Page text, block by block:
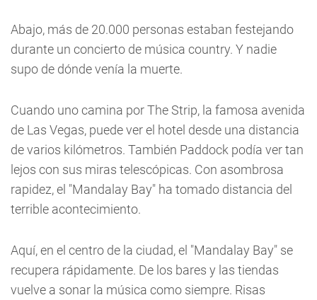
Abajo, más de 20.000 personas estaban festejando
durante un concierto de música country. Y nadie
supo de dónde venía la muerte.
Cuando uno camina por The Strip, la famosa avenida
de Las Vegas, puede ver el hotel desde una distancia
de varios kilómetros. También Paddock podía ver tan
lejos con sus miras telescópicas. Con asombrosa
rapidez, el "Mandalay Bay" ha tomado distancia del
terrible acontecimiento.
Aquí, en el centro de la ciudad, el "Mandalay Bay" se
recupera rápidamente. De los bares y las tiendas
vuelve a sonar la música como siempre. Risas